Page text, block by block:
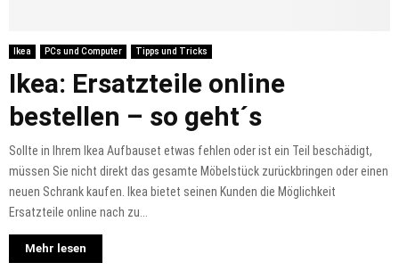
Ikea PCs und Computer Tipps und Tricks
Ikea: Ersatzteile online
bestellen – so geht´s
Sollte in Ihrem Ikea Aufbauset etwas fehlen oder ist ein Teil beschädigt,
müssen Sie nicht direkt das gesamte Möbelstück zurückbringen oder einen
neuen Schrank kaufen. Ikea bietet seinen Kunden die Möglichkeit
Ersatzteile online nach zu...
Mehr lesen